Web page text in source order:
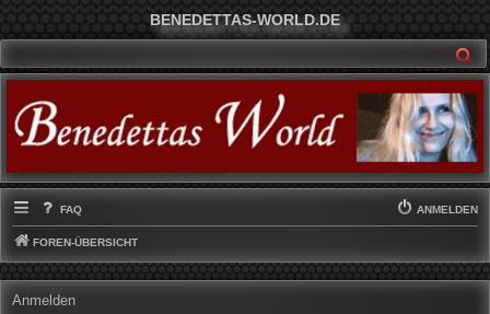
BENEDETTAS-WORLD.DE
FAQ ANMELDEN
FOREN-ÜBERSICHT
Anmelden